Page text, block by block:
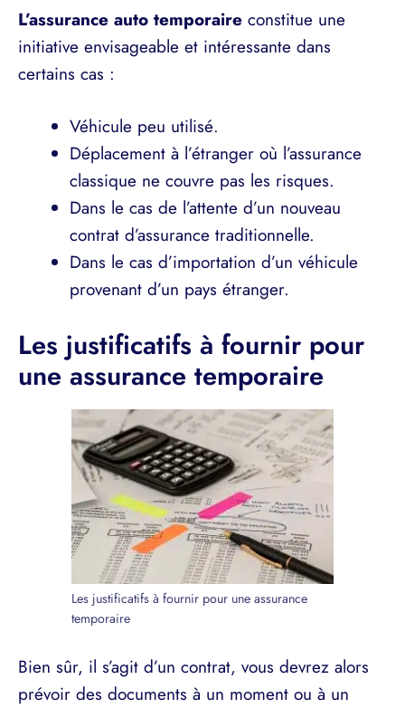
L’assurance auto temporaire constitue une
initiative envisageable et intéressante dans
certains cas :
Véhicule peu utilisé.
Déplacement à l’étranger où l’assurance
classique ne couvre pas les risques.
Dans le cas de l’attente d’un nouveau
contrat d’assurance traditionnelle.
Dans le cas d’importation d’un véhicule
provenant d’un pays étranger.
Les justificatifs à fournir pour
une assurance temporaire
Les justificatifs à fournir pour une assurance
temporaire
Bien sûr, il s’agit d’un contrat, vous devrez alors
prévoir des documents à un moment ou à un